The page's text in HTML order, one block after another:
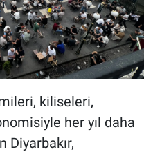
kiliseleri,
her yıl daha
Diyarbakır,